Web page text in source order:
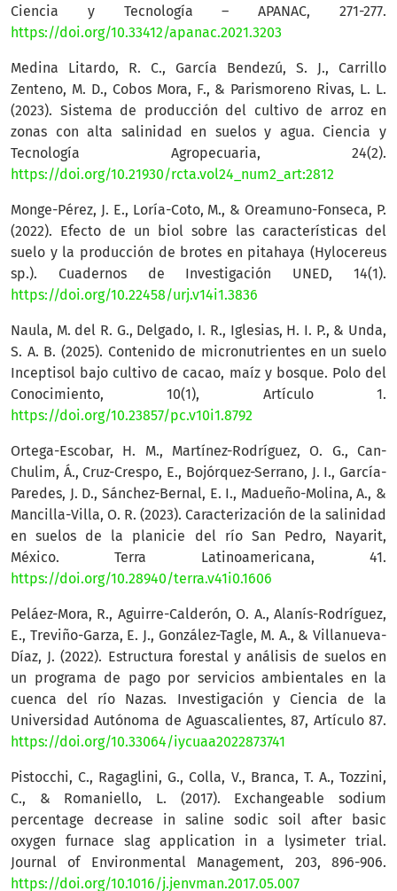
Ciencia y Tecnología – APANAC, 271-277.
https://doi.org/10.33412/apanac.2021.3203
Medina Litardo, R. C., García Bendezú, S. J., Carrillo
Zenteno, M. D., Cobos Mora, F., & Parismoreno Rivas, L. L.
(2023). Sistema de producción del cultivo de arroz en
zonas con alta salinidad en suelos y agua. Ciencia y
Tecnología Agropecuaria, 24(2).
https://doi.org/10.21930/rcta.vol24_num2_art:2812
Monge-Pérez, J. E., Loría-Coto, M., & Oreamuno-Fonseca, P.
(2022). Efecto de un biol sobre las características del
suelo y la producción de brotes en pitahaya (Hylocereus
sp.). Cuadernos de Investigación UNED, 14(1).
https://doi.org/10.22458/urj.v14i1.3836
Naula, M. del R. G., Delgado, I. R., Iglesias, H. I. P., & Unda,
S. A. B. (2025). Contenido de micronutrientes en un suelo
Inceptisol bajo cultivo de cacao, maíz y bosque. Polo del
Conocimiento, 10(1), Artículo 1.
https://doi.org/10.23857/pc.v10i1.8792
Ortega-Escobar, H. M., Martínez-Rodríguez, O. G., Can-
Chulim, Á., Cruz-Crespo, E., Bojórquez-Serrano, J. I., García-
Paredes, J. D., Sánchez-Bernal, E. I., Madueño-Molina, A., &
Mancilla-Villa, O. R. (2023). Caracterización de la salinidad
en suelos de la planicie del río San Pedro, Nayarit,
México. Terra Latinoamericana, 41.
https://doi.org/10.28940/terra.v41i0.1606
Peláez-Mora, R., Aguirre-Calderón, O. A., Alanís-Rodríguez,
E., Treviño-Garza, E. J., González-Tagle, M. A., & Villanueva-
Díaz, J. (2022). Estructura forestal y análisis de suelos en
un programa de pago por servicios ambientales en la
cuenca del río Nazas. Investigación y Ciencia de la
Universidad Autónoma de Aguascalientes, 87, Artículo 87.
https://doi.org/10.33064/iycuaa2022873741
Pistocchi, C., Ragaglini, G., Colla, V., Branca, T. A., Tozzini,
C., & Romaniello, L. (2017). Exchangeable sodium
percentage decrease in saline sodic soil after basic
oxygen furnace slag application in a lysimeter trial.
Journal of Environmental Management, 203, 896-906.
https://doi.org/10.1016/j.jenvman.2017.05.007